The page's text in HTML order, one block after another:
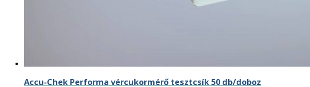
Accu-Chek Performa vércukormérő tesztcsík 50 db/doboz